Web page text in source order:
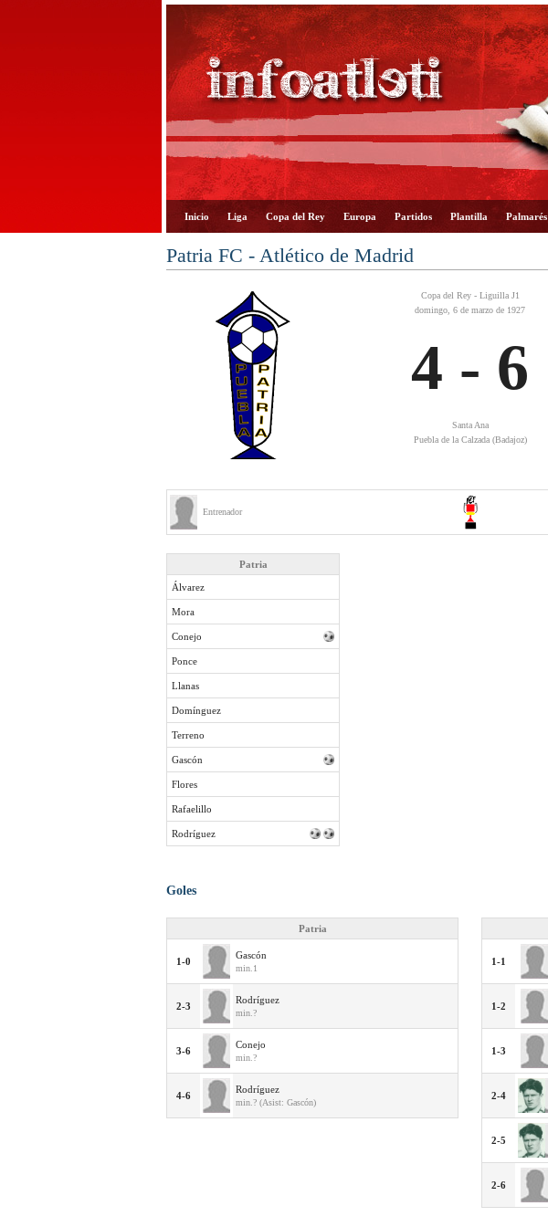
Inicio Liga Copa del Rey Europa Partidos Plantilla Palmarés
Patria FC - Atlético de Madrid
Copa del Rey - Liguilla J1
domingo, 6 de marzo de 1927
4 - 6
Santa Ana
Puebla de la Calzada (Badajoz)
Entrenador
Patria
Álvarez
Mora
Conejo
Ponce
Llanas
Domínguez
Terreno
Gascón
Flores
Rafaelillo
Rodríguez
Goles
Patria
1-0
Gascón
min.1
2-3
Rodríguez
min.?
3-6
Conejo
min.?
4-6
Rodríguez
min.? (Asist: Gascón)
1-1
1-2
1-3
2-4
2-5
2-6